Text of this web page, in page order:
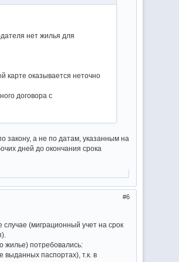
нет жилья для
карте оказывается неточно
договора с
закону, а не по датам, указанным на
дней до окончания срока
6
(миграционный учет на срок
потребовались:
паспортах), т.к. в